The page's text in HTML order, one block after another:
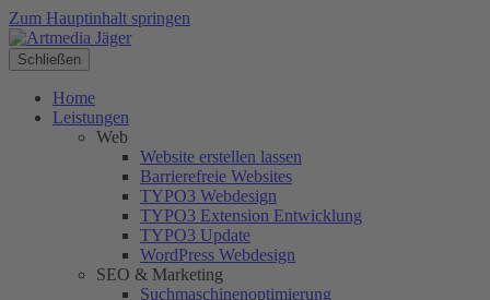
Zum Hauptinhalt springen
Schließen
Home
Leistungen
Web
Website erstellen lassen
Barrierefreie Websites
TYPO3 Webdesign
TYPO3 Extension Entwicklung
TYPO3 Update
WordPress Webdesign
SEO & Marketing
Suchmaschinenoptimierung